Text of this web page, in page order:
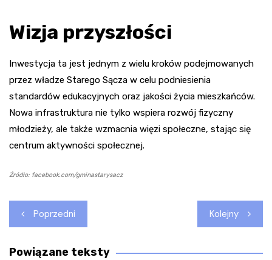
Wizja przyszłości
Inwestycja ta jest jednym z wielu kroków podejmowanych
przez władze Starego Sącza w celu podniesienia
standardów edukacyjnych oraz jakości życia mieszkańców.
Nowa infrastruktura nie tylko wspiera rozwój fizyczny
młodzieży, ale także wzmacnia więzi społeczne, stając się
centrum aktywności społecznej.
Źródło: facebook.com/gminastarysacz
Nawigacja
wpisu
Poprzedni Kolejny
Powiązane teksty